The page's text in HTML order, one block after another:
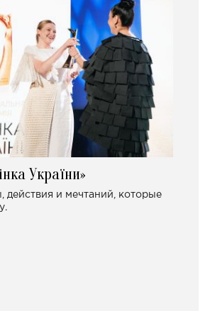
України»
действия и мечтаний, которые